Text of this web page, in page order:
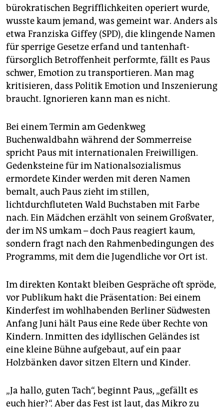
bürokratischen Begrifflichkeiten operiert wurde,
wusste kaum jemand, was gemeint war. Anders als
etwa Franziska Giffey (SPD), die klingende Namen
für sperrige Gesetze erfand und tantenhaft-
fürsorglich Betroffenheit performte, fällt es Paus
schwer, Emotion zu transportieren. Man mag
kritisieren, dass Politik Emotion und Inszenierung
braucht. Ignorieren kann man es nicht.
Bei einem Termin am Gedenkweg
Buchenwaldbahn während der Sommerreise
spricht Paus mit internationalen Freiwilligen.
Gedenksteine für im Nationalsozialismus
ermordete Kinder werden mit deren Namen
bemalt, auch Paus zieht im stillen,
lichtdurchfluteten Wald Buchstaben mit Farbe
nach. Ein Mädchen erzählt von seinem Großvater,
der im NS umkam – doch Paus reagiert kaum,
sondern fragt nach den Rahmenbedingungen des
Programms, mit dem die Jugendliche vor Ort ist.
Im direkten Kontakt bleiben Gespräche oft spröde,
vor Publikum hakt die Präsentation: Bei einem
Kinderfest im wohlhabenden Berliner Südwesten
Anfang Juni hält Paus eine Rede über Rechte von
Kindern. Inmitten des idyllischen Geländes ist
eine kleine Bühne aufgebaut, auf ein paar
Holzbänken davor sitzen Eltern und Kinder.
„Ja hallo, guten Tach“, beginnt Paus, „gefällt es
euch hier?“. Aber das Fest ist laut, das Mikro zu